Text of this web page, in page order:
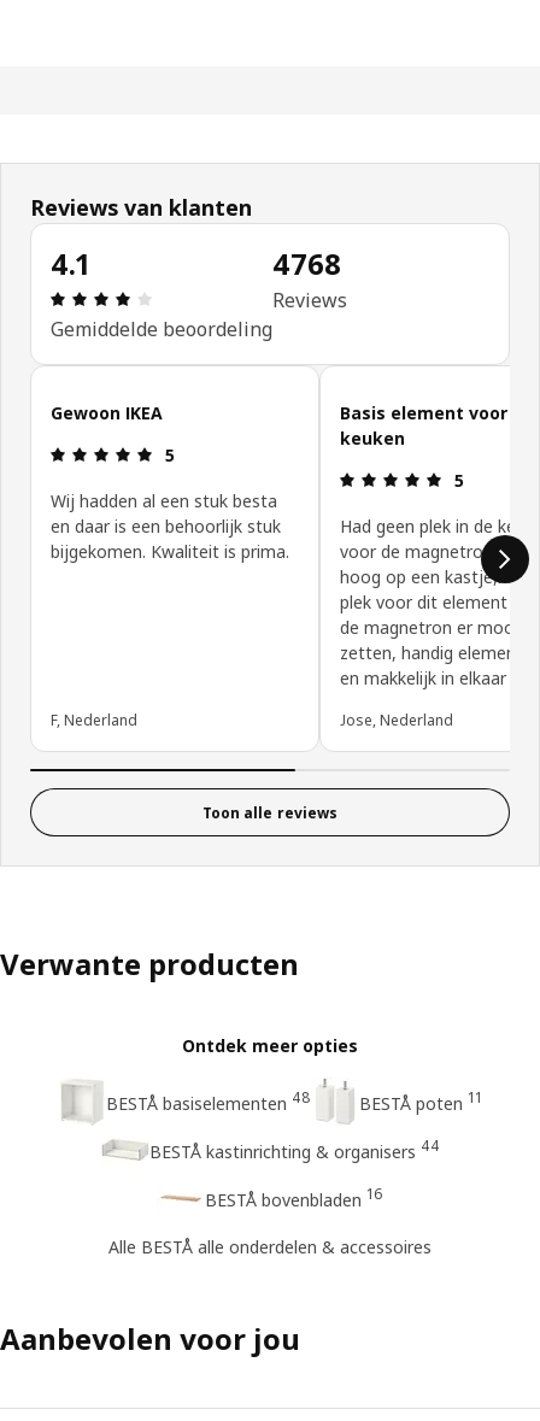
Reviews van klanten
4.1
Beoordeling: 4.1 van 5 sterren. Totaal
Gemiddelde beoordeling
4768
Reviews
Reviews van klanten overslaan
Gewoon IKEA
Beoordeling: 5 van 5 sterren.
5
Wij hadden al een stuk besta
en daar is een behoorlijk stuk
bijgekomen. Kwaliteit is prima.
F, Nederland
Basis element voor de
keuken
5
Had geen plek in de
voor de
hoog op een kastje,had
plek voor dit element en
de magnetron er mooi
zetten, handig
en makkelijk in elkaar te
Jose, Nederland
Toon alle reviews
Verwante producten
Ontdek meer opties
BESTÅ basiselementen 48 BESTÅ poten 11
BESTÅ kastinrichting & organisers​ 44
BESTÅ bovenbladen 16
Alle BESTÅ alle onderdelen & accessoires​
Aanbevolen voor jou